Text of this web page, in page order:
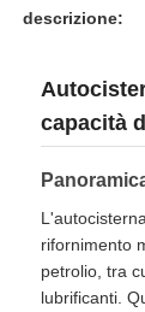
Furgone
descrizione:
capacità
rifornimento
petrolio, tra
lubrificanti.